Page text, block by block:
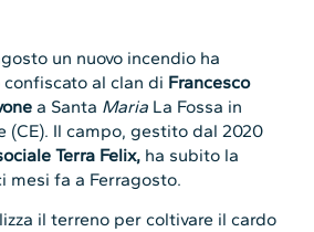
un nuovo incendio ha
al clan di Francesco
a Santa Maria La Fossa in
(CE). Il campo, gestito dal 2020
Terra Felix, ha subito la
mesi fa a Ferragosto.
il terreno per coltivare il cardo